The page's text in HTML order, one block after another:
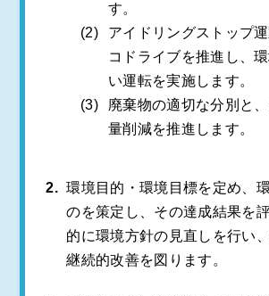
す。
アイドリングストップ
コドライブを推進し、
い運転を実施します。
廃棄物の適切な分別と
量削減を推進します。
環境目的・環境目標を定め、
のを策定し、その達成結果を
的に環境方針の見直しを行い
継続的改善を図ります。